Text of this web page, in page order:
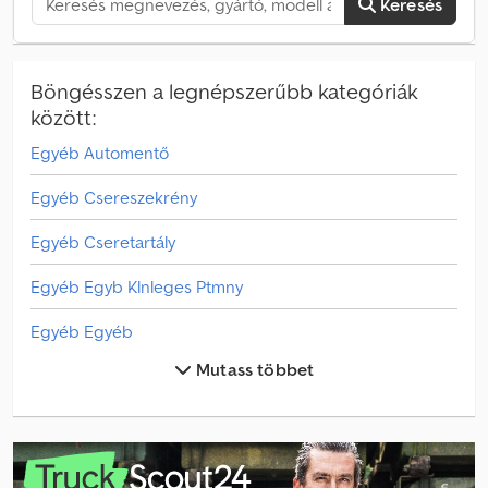
Böngésszen a legnépszerűbb kategóriák
között:
Egyéb Automentő
Egyéb Csereszekrény
Egyéb Cseretartály
Egyéb Egyb Klnleges Ptmny
Egyéb Egyéb
Egyéb Félpótkocsis Teherautó
Egyéb Hütö/Frissentartó
Mutass többet